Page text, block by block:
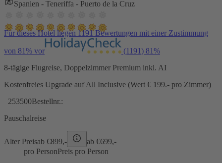
Spanien - Teneriffa - Puerto de la Cruz
Für dieses Hotel liegen 1191 Bewertungen mit einer Zustimmung
von 81% vor (1191) 81%
8-tägige Flugreise, Doppelzimmer Premium inkl. AI
Kostenfreies Upgrade auf All Inclusive (Wert € 199.- pro Zimmer)
253500Bestellnr.:
Pauschalreise
Alter Preisab €899,- ab €699,-
pro PersonPreis pro Person